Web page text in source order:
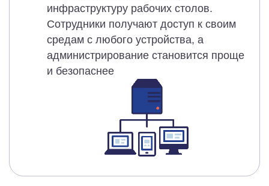
инфраструктуру рабочих столов.
Сотрудники получают доступ к своим
средам с любого устройства, а
администрирование становится проще
и безопаснее